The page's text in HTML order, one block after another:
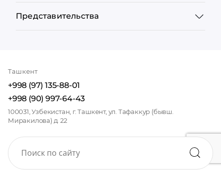
Представительства
Ташкент
+998 (97) 135-88-01
+998 (90) 997-64-43
100031, Узбекистан, г. Ташкент, ул. Тафаккур (бывш.
Миракилова) д. 22